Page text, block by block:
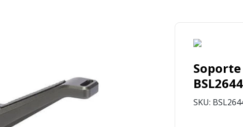
BSL2644
SKU: